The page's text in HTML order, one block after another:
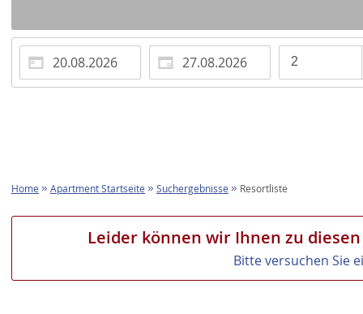
2
Home Apartment Startseite Suchergebnisse Resortliste
Leider können wir Ihnen zu
Bitte versuchen Sie